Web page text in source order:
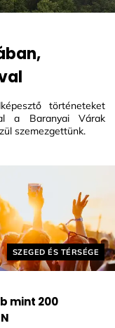
Helyszín címkék:
SZEGED ÉS TÉRSÉGE
mint 200
történeteket
a Baranyai Várak
szemezgettünk.